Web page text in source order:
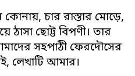
চার রাস্তার মোড়ে,
ছোট্ট বিপণী। তার
সহপাঠী ফেরদৌসের
লেখাটি আমার।